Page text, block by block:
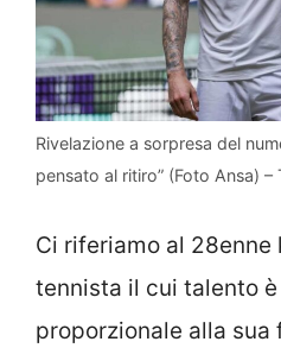
Rivelazione a sorpresa del
pensato al ritiro” (Foto Ansa) –
Ci riferiamo al 28enne
tennista il cui talento
proporzionale alla